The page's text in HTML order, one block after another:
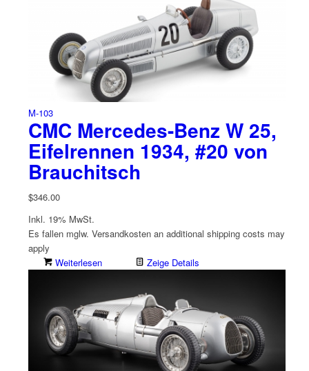
M-103
CMC Mercedes-Benz W 25,
Eifelrennen 1934, #20 von
Brauchitsch
$346.00
Inkl. 19% MwSt.
Es fallen mglw. Versand­kosten an additional shipping costs may
apply
Weiterlesen
Zeige Details